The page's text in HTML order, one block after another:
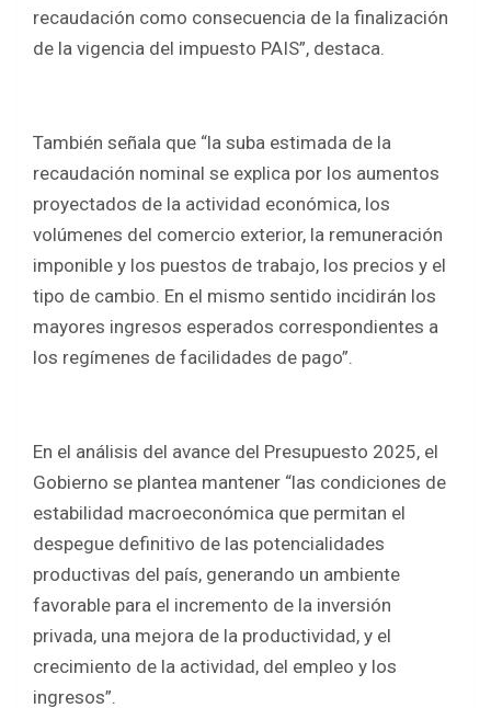
recaudación como consecuencia de la finalización
de la vigencia del impuesto PAIS”, destaca.
También señala que “la suba estimada de la
recaudación nominal se explica por los aumentos
proyectados de la actividad económica, los
volúmenes del comercio exterior, la remuneración
imponible y los puestos de trabajo, los precios y el
tipo de cambio. En el mismo sentido incidirán los
mayores ingresos esperados correspondientes a
los regímenes de facilidades de pago”.
En el análisis del avance del Presupuesto 2025, el
Gobierno se plantea mantener “las condiciones de
estabilidad macroeconómica que permitan el
despegue definitivo de las potencialidades
productivas del país, generando un ambiente
favorable para el incremento de la inversión
privada, una mejora de la productividad, y el
crecimiento de la actividad, del empleo y los
ingresos”.